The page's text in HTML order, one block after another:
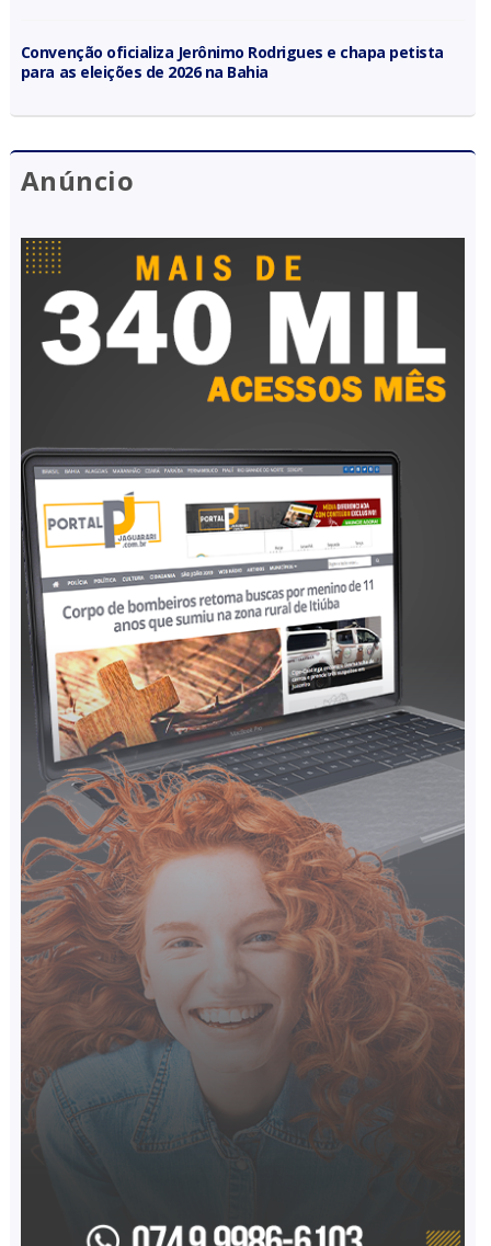
Convenção oficializa Jerônimo Rodrigues e chapa petista
para as eleições de 2026 na Bahia
Anúncio